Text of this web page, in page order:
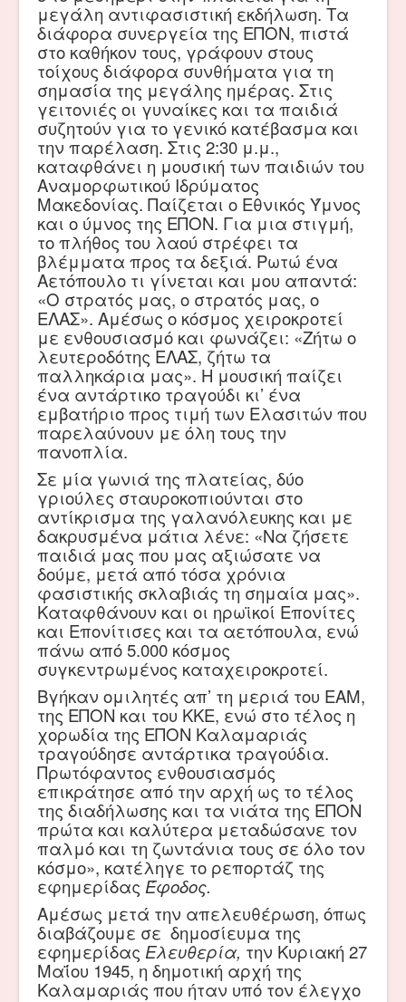
μεγάλη αντιφασιστική εκδήλωση. Τα
διάφορα συνεργεία της ΕΠΟΝ, πιστά
στο καθήκον τους, γράφουν στους
τοίχους διάφορα συνθήματα για τη
σημασία της μεγάλης ημέρας. Στις
γειτονιές οι γυναίκες και τα παιδιά
συζητούν για το γενικό κατέβασμα και
την παρέλαση. Στις 2:30 μ.μ.,
καταφθάνει η μουσική των παιδιών του
Αναμορφωτικού Ιδρύματος
Μακεδονίας. Παίζεται ο Εθνικός Ύμνος
και ο ύμνος της ΕΠΟΝ. Για μια στιγμή,
το πλήθος του λαού στρέφει τα
βλέμματα προς τα δεξιά. Ρωτώ ένα
Αετόπουλο τι γίνεται και μου απαντά:
«Ο στρατός μας, ο στρατός μας, ο
ΕΛΑΣ». Αμέσως ο κόσμος χειροκροτεί
με ενθουσιασμό και φωνάζει: «Ζήτω ο
λευτεροδότης ΕΛΑΣ, ζήτω τα
παλληκάρια μας». Η μουσική παίζει
ένα αντάρτικο τραγούδι κι’ ένα
εμβατήριο προς τιμή των Ελασιτών που
παρελαύνουν με όλη τους την
πανοπλία.
Σε μία γωνιά της πλατείας, δύο
γριούλες σταυροκοπιούνται στο
αντίκρισμα της γαλανόλευκης και με
δακρυσμένα μάτια λένε: «Να ζήσετε
παιδιά μας που μας αξιώσατε να
δούμε, μετά από τόσα χρόνια
φασιστικής σκλαβιάς τη σημαία μας».
Καταφθάνουν και οι ηρωϊκοί Επονίτες
και Επονίτισες και τα αετόπουλα, ενώ
πάνω από 5.000 κόσμος
συγκεντρωμένος καταχειροκροτεί.
Βγήκαν ομιλητές απ’ τη μεριά του ΕΑΜ,
της ΕΠΟΝ και του ΚΚΕ, ενώ στο τέλος η
χορωδία της ΕΠΟΝ Καλαμαριάς
τραγούδησε αντάρτικα τραγούδια.
Πρωτόφαντος ενθουσιασμός
επικράτησε από την αρχή ως το τέλος
της διαδήλωσης και τα νιάτα της ΕΠΟΝ
πρώτα και καλύτερα μεταδώσανε τον
παλμό και τη ζωντάνια τους σε όλο τον
κόσμο», κατέληγε το ρεπορτάζ της
εφημερίδας Έφοδος.
Αμέσως μετά την απελευθέρωση, όπως
διαβάζουμε σε δημοσίευμα της
εφημερίδας Ελευθερία, την Κυριακή 27
Μαΐου 1945, η δημοτική αρχή της
Καλαμαριάς που ήταν υπό τον έλεγχο